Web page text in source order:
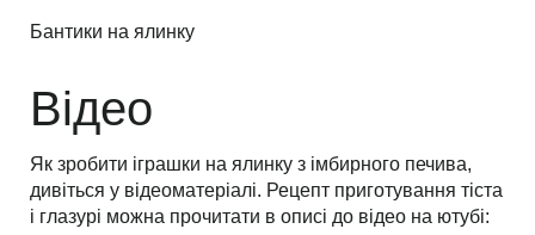
Бантики на ялинку
Відео
Як зробити іграшки на ялинку з імбирного печива,
дивіться у відеоматеріалі. Рецепт приготування тіста
і глазурі можна прочитати в описі до відео на ютубі: